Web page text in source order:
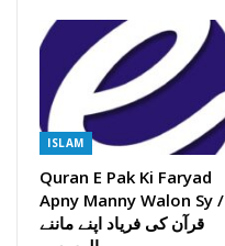
ISLAM
Quran E Pak Ki Faryad
Apny Manny Walon Sy /
قرآن کی فریاد اپنے ماننے